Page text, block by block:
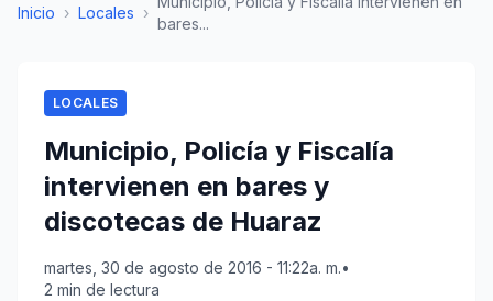
Inicio › Locales ›
bares...
LOCALES
Municipio, Policía y Fiscalía
intervienen en bares y
discotecas de Huaraz
martes, 30 de agosto de 2016 - 11:22a. m.•
2 min de lectura